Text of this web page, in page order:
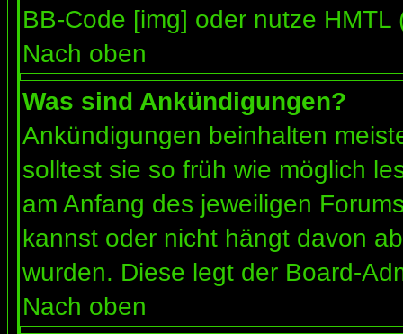
BB-Code [img] oder nutze HMTL
Nach oben
Was sind Ankündigungen?
Ankündigungen beinhalten
solltest sie so früh wie möglich
am Anfang des jeweiligen
kannst oder nicht hängt davon
wurden. Diese legt der Board-
Nach oben